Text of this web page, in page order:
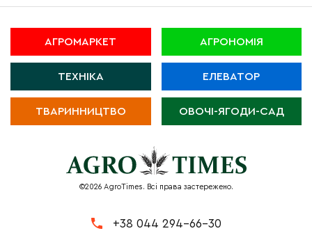
АГРОМАРКЕТ АГРОНОМІЯ
ТЕХНІКА ЕЛЕВАТОР
ТВАРИННИЦТВО ОВОЧІ-ЯГОДИ-САД
©2026 AgroTimes. Всі права застережено.
+38 044 294-66-30